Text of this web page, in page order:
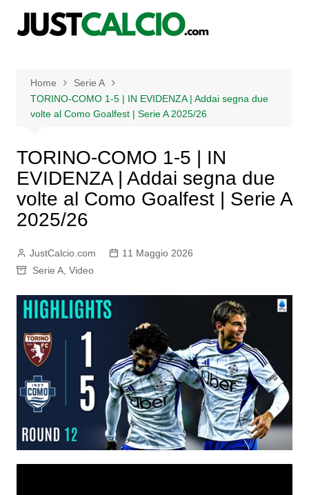
Home
Serie A
TORINO-COMO 1-5 | IN EVIDENZA | Addai segna due
volte al Como Goalfest | Serie A 2025/26
TORINO-COMO 1-5 | IN
EVIDENZA | Addai segna due
volte al Como Goalfest | Serie A
2025/26
JustCalcio.com
11 Maggio 2026
Serie A, Video